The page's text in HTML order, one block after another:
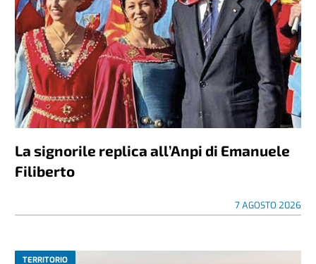
La signorile replica all’Anpi di Emanuele
Filiberto
7 AGOSTO 2026
TERRITORIO